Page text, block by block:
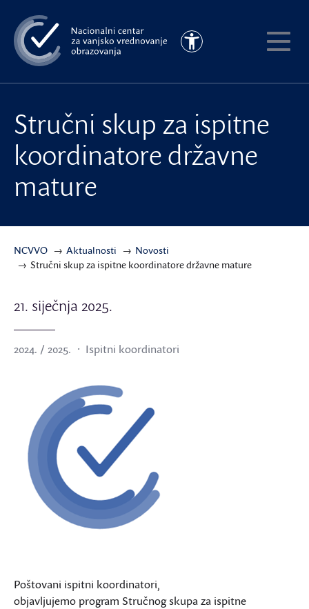
na
glavni
sadržaj
Pristupačnost
Stručni skup za ispitne
koordinatore državne
mature
NCVVO Aktualnosti
Novosti
Stručni skup za ispitne koordinatore državne mature
21. siječnja 2025.
2024. / 2025. Ispitni koordinatori
Poštovani ispitni koordinatori,
objavljujemo program Stručnog skupa za ispitne